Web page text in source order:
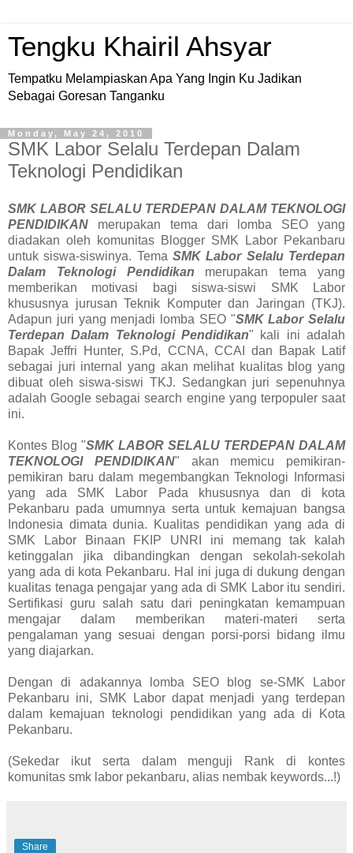
Tengku Khairil Ahsyar
Tempatku Melampiaskan Apa Yang Ingin Ku Jadikan
Sebagai Goresan Tanganku
Monday, May 24, 2010
SMK Labor Selalu Terdepan Dalam
Teknologi Pendidikan
SMK LABOR SELALU TERDEPAN DALAM TEKNOLOGI
PENDIDIKAN merupakan tema dari lomba SEO yang
diadakan oleh komunitas Blogger SMK Labor Pekanbaru
untuk siswa-siswinya. Tema SMK Labor Selalu Terdepan
Dalam Teknologi Pendidikan merupakan tema yang
memberikan motivasi bagi siswa-siswi SMK Labor
khususnya jurusan Teknik Komputer dan Jaringan (TKJ).
Adapun juri yang menjadi lomba SEO "SMK Labor Selalu
Terdepan Dalam Teknologi Pendidikan" kali ini adalah
Bapak Jeffri Hunter, S.Pd, CCNA, CCAI dan Bapak Latif
sebagai juri internal yang akan melihat kualitas blog yang
dibuat oleh siswa-siswi TKJ. Sedangkan juri sepenuhnya
adalah Google sebagai search engine yang terpopuler saat
ini.
Kontes Blog "SMK LABOR SELALU TERDEPAN DALAM
TEKNOLOGI PENDIDIKAN" akan memicu pemikiran-
pemikiran baru dalam megembangkan Teknologi Informasi
yang ada SMK Labor Pada khususnya dan di kota
Pekanbaru pada umumnya serta untuk kemajuan bangsa
Indonesia dimata dunia. Kualitas pendidikan yang ada di
SMK Labor Binaan FKIP UNRI ini memang tak kalah
ketinggalan jika dibandingkan dengan sekolah-sekolah
yang ada di kota Pekanbaru. Hal ini juga di dukung dengan
kualitas tenaga pengajar yang ada di SMK Labor itu sendiri.
Sertifikasi guru salah satu dari peningkatan kemampuan
mengajar dalam memberikan materi-materi serta
pengalaman yang sesuai dengan porsi-porsi bidang ilmu
yang diajarkan.
Dengan di adakannya lomba SEO blog se-SMK Labor
Pekanbaru ini, SMK Labor dapat menjadi yang terdepan
dalam kemajuan teknologi pendidikan yang ada di Kota
Pekanbaru.
(Sekedar ikut serta dalam menguji Rank di kontes
komunitas smk labor pekanbaru, alias nembak keywords...!)
Share